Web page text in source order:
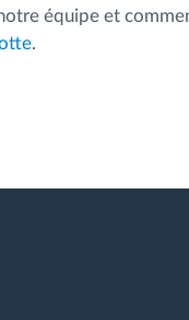
équipe et
.